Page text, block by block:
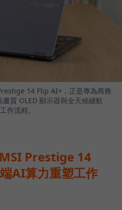
14 Flip AI+，正是專為商務
質 OLED 顯示器與全天候續航
作流程。
Prestige 14
AI算力重塑工作